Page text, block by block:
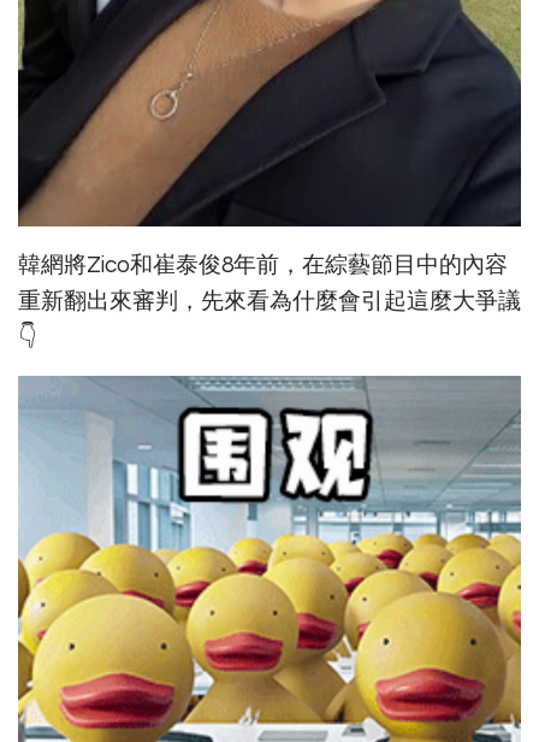
韓網將Zico和崔泰俊8年前，在綜藝節目中的內容
重新翻出來審判，先來看為什麼會引起這麼大爭議
👇